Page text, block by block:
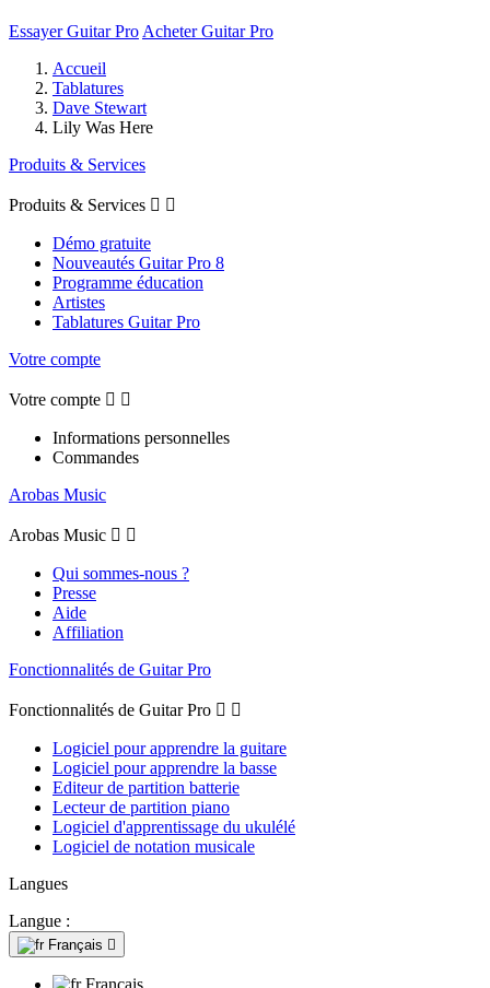
Essayer Guitar Pro Acheter Guitar Pro
Accueil
Tablatures
Dave Stewart
Lily Was Here
Produits & Services
Produits & Services  
Démo gratuite
Nouveautés Guitar Pro 8
Programme éducation
Artistes
Tablatures Guitar Pro
Votre compte
Votre compte  
Informations personnelles
Commandes
Arobas Music
Arobas Music  
Qui sommes-nous ?
Presse
Aide
Affiliation
Fonctionnalités de Guitar Pro
Fonctionnalités de Guitar Pro  
Logiciel pour apprendre la guitare
Logiciel pour apprendre la basse
Editeur de partition batterie
Lecteur de partition piano
Logiciel d'apprentissage du ukulélé
Logiciel de notation musicale
Langues
Langue :
Français 
Français